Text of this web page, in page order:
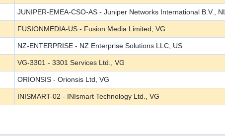
JUNIPER-EMEA-CSO-AS - Juniper Networks International B.V., NL
FUSIONMEDIA-US - Fusion Media Limited, VG
NZ-ENTERPRISE - NZ Enterprise Solutions LLC, US
VG-3301 - 3301 Services Ltd., VG
ORIONSIS - Orionsis Ltd, VG
INISMART-02 - INIsmart Technology Ltd., VG